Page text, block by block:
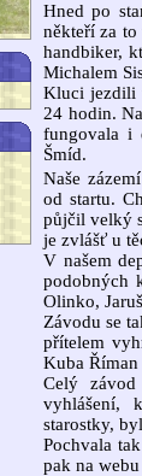
Hned po
někteří za to
handbiker,
Michalem
Kluci jezdili
24 hodin.
fungovala i
Šmíd.
Naše
od startu.
půjčil velký
je zvlášť u
V našem
podobných
Olinko,
Závodu se
přítelem
Kuba Říman
Celý
vyhlášení,
starostky,
Pochvala
pak na